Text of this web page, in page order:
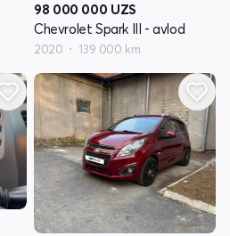
98 000 000 UZS
Chevrolet Spark III - avlod
2020 139 000 km